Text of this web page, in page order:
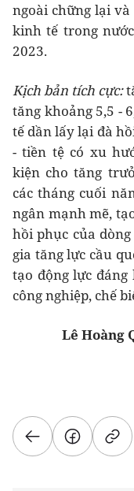
ngoài chững lại
kinh tế trong
2023.
Kịch bản tích cực:
tăng khoảng 5,5 -
tế dần lấy lại đà
- tiền tệ có xu
kiện cho tăng
các tháng cuối
ngân mạnh mẽ,
hồi phục của
gia tăng lực cầu
tạo động lực
công nghiệp, chế
Lê Hoàng